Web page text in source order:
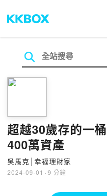
超越30歲存的一
400萬資產
吳馬克│幸福理財家
2024-09-01 · 9 分鐘